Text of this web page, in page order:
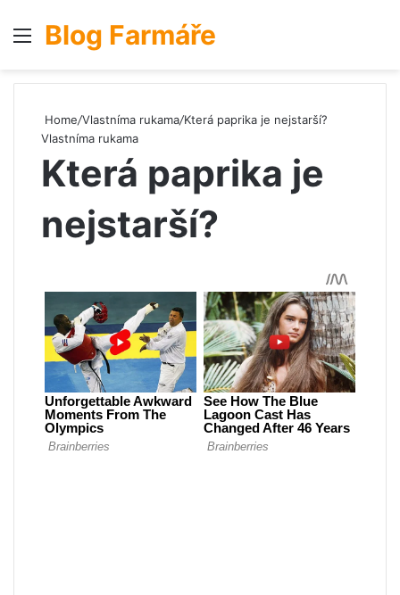
Menu
Blog Farmáře
Home/Vlastníma rukama/Která paprika je nejstarší?
Vlastníma rukama
Která paprika je
nejstarší?